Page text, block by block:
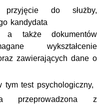
do służby,
kandydata
a także dokumentów
wykształcenie
zawierających dane o
tym test psychologiczny,
przeprowadzona z